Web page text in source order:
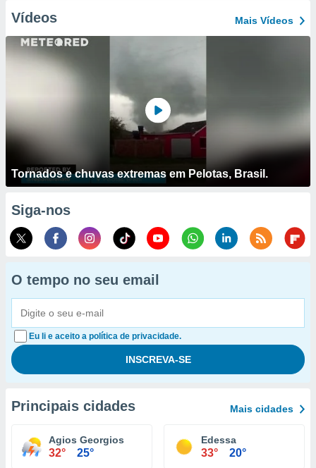
Vídeos Mais Vídeos
Tornados e chuvas extremas em Pelotas, Brasil.
Siga-nos
O tempo no seu email
Eu li e aceito a política de privacidade.
Principais cidades Mais cidades
Agios Georgios
32° 25°
Edessa
33° 20°